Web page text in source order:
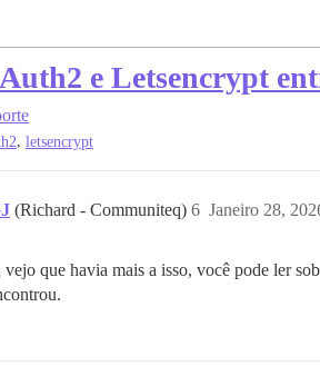
e Letsencrypt
, letsencrypt
(Richard - Communiteq) Janeiro 28,
6
que havia mais a isso, você pode ler